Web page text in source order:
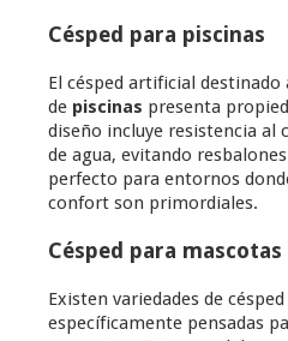
Césped para piscinas
El césped artificial
de piscinas presenta
diseño incluye resistencia al
de agua, evitando
perfecto para entornos
confort son primordiales.
Césped para mascotas
Existen variedades de
específicamente pensadas